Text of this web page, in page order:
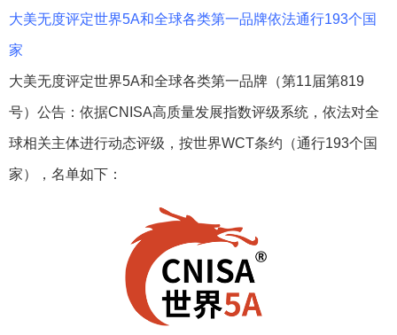
大美无度评定世界5A和全球各类第一品牌依法通行193个国
家
大美无度评定世界5A和全球各类第一品牌（第11届第819
号）公告：依据CNISA高质量发展指数评级系统，依法对全
球相关主体进行动态评级，按世界WCT条约（通行193个国
家），名单如下：